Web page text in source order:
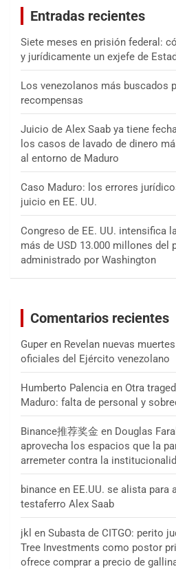
Entradas recientes
Siete meses en prisión federal:
y jurídicamente un exjefe de
Los venezolanos más buscados
recompensas
Juicio de Alex Saab ya tiene
los casos de lavado de dinero
al entorno de Maduro
Caso Maduro: los errores
juicio en EE. UU.
Congreso de EE. UU. intensifica
más de USD 13.000 millones del
administrado por Washington
Comentarios recientes
Guper en Revelan nuevas
oficiales del Ejército venezolano
Humberto Palencia en Otra
Maduro: falta de personal y
Binance推荐奖金 en Douglas
aprovecha los espacios que la
arremeter contra la
binance en EE.UU. se alista para
testaferro Alex Saab
jkl en Subasta de CITGO: perito
Tree Investments como postor
ofrece comprar a precio de